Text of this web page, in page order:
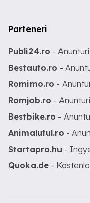
Parteneri
Publi24.ro -
Bestauto.ro -
Romimo.ro -
Romjob.ro -
Bestbike.ro -
Animalutul.ro -
Startapro.hu -
Quoka.de -